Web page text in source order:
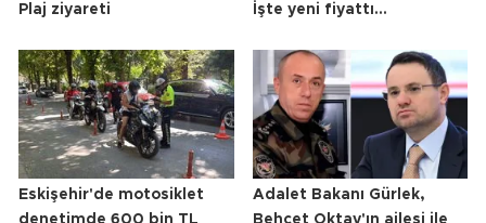
Plaj ziyareti
İşte yeni fiyattı...
Eskişehir'de motosiklet
Adalet Bakanı Gürlek,